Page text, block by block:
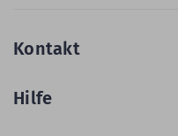
Kontakt
Hilfe